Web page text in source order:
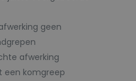
geen
afwerking
een komgreep